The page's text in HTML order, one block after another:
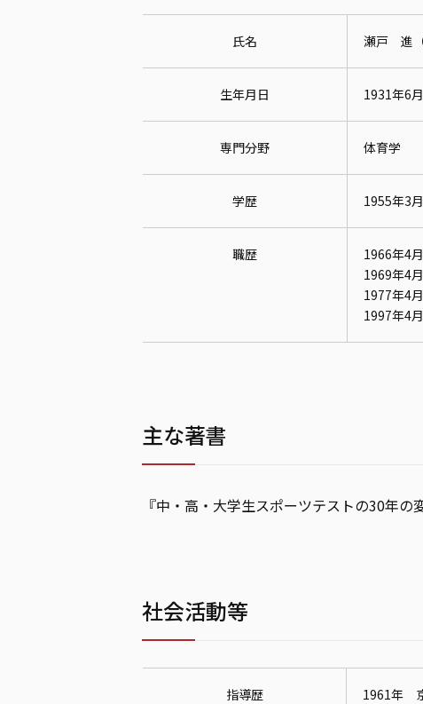
氏名 瀬戸 進
生年月日 1931年6
専門分野 体育学
学歴 1955年3
職歴
1966年4
1969年4
1977年4
1997年4
主な著書
『中・高・大学生スポーツテストの30年の
社会活動等
指導歴
1961年